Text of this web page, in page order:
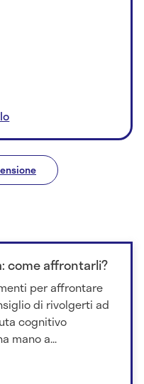
come affrontarli?
per affrontare
di rivolgerti ad
cognitivo
mano a...